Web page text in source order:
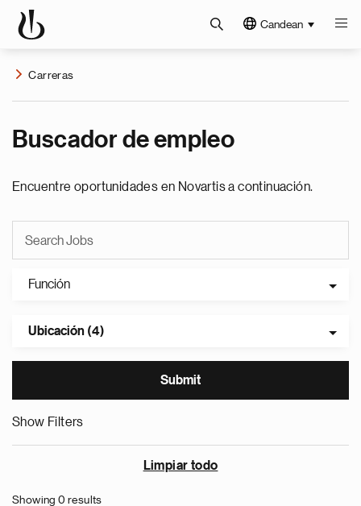
Candean
Carreras
Buscador de empleo
Encuentre oportunidades en Novartis a continuación.
Función
Ubicación (4)
Show Filters
Limpiar todo
Showing 0 results